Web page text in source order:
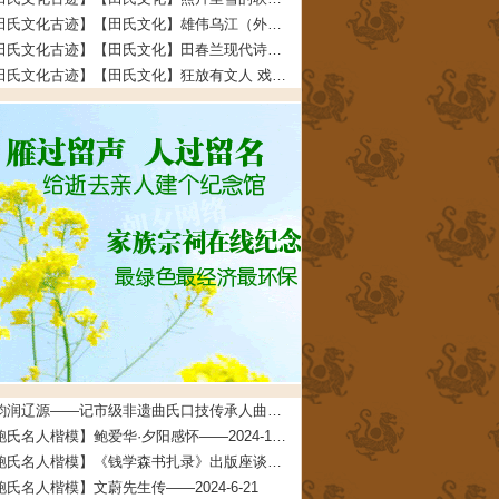
【田氏文化古迹】【田氏文化】雄伟乌江（外五首） 文/田福宏——2023-12-5
【田氏文化古迹】【田氏文化】田春兰现代诗四首 文/田春兰——2023-11-30
【田氏文化古迹】【田氏文化】狂放有文人 戏说多潦倒 文/田先奇——2023-11-24
曲韵润辽源——记市级非遗曲氏口技传承人曲道德——2026-4-24
【鲍氏名人楷模】鲍爱华·夕阳感怀——2024-10-24
【鲍氏名人楷模】《钱学森书扎录》出版座谈会上 鲍世行教授的发言摘要——2024-6-21
氏名人楷模】文蔚先生传——2024-6-21